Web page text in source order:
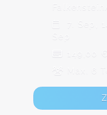
7. Sep,
Sep
149,00 €
Max. 6